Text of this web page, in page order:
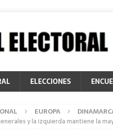
ELECCIONES
EUROPA
y la izquierda mantiene la